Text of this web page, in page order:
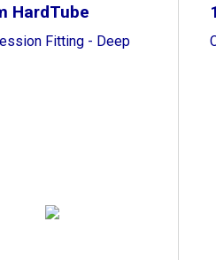
HardTube
Fitting - Deep